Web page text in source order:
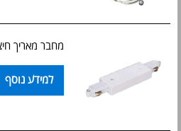
מחבר מאריך
למידע נוסף